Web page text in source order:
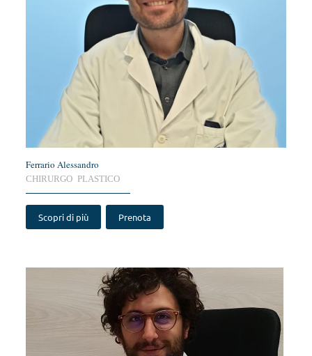
Ferrario Alessandro
CHIRURGO PLASTICO
Scopri di più Prenota